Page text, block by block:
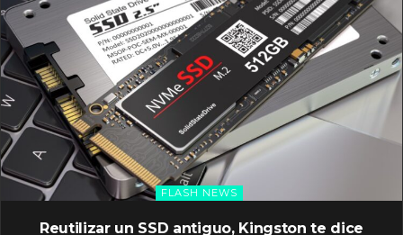
FLASH NEWS
Reutilizar un SSD antiguo, Kingston te dice